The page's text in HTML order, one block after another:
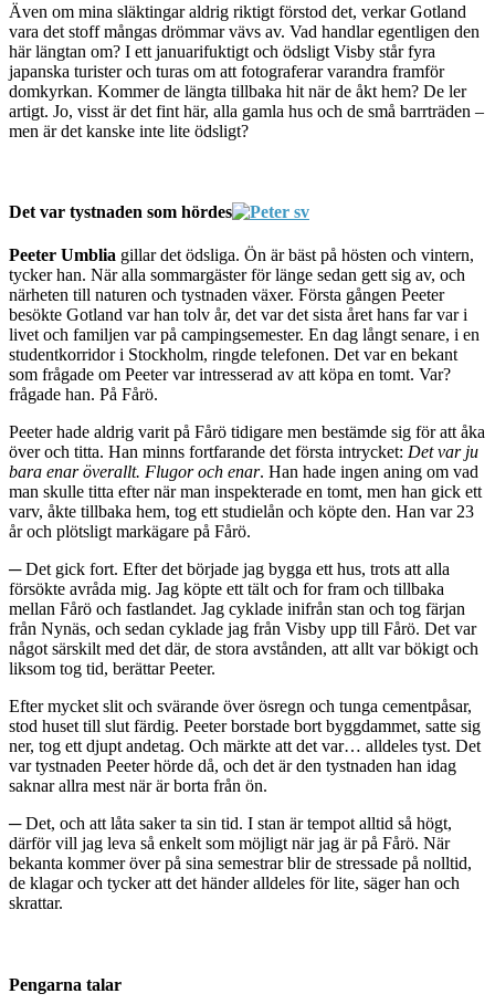
Även om mina släktingar aldrig riktigt förstod det, verkar Gotland
vara det stoff mångas drömmar vävs av. Vad handlar egentligen den
här längtan om? I ett januarifuktigt och ödsligt Visby står fyra
japanska turister och turas om att fotograferar varandra framför
domkyrkan. Kommer de längta tillbaka hit när de åkt hem? De ler
artigt. Jo, visst är det fint här, alla gamla hus och de små barrträden –
men är det kanske inte lite ödsligt?
Det var tystnaden som hördes
Peeter Umblia gillar det ödsliga. Ön är bäst på hösten och vintern,
tycker han. När alla sommargäster för länge sedan gett sig av, och
närheten till naturen och tystnaden växer. Första gången Peeter
besökte Gotland var han tolv år, det var det sista året hans far var i
livet och familjen var på campingsemester. En dag långt senare, i en
studentkorridor i Stockholm, ringde telefonen. Det var en bekant
som frågade om Peeter var intresserad av att köpa en tomt. Var?
frågade han. På Fårö.
Peeter hade aldrig varit på Fårö tidigare men bestämde sig för att åka
över och titta. Han minns fortfarande det första intrycket: Det var ju
bara enar överallt. Flugor och enar. Han hade ingen aning om vad
man skulle titta efter när man inspekterade en tomt, men han gick ett
varv, åkte tillbaka hem, tog ett studielån och köpte den. Han var 23
år och plötsligt markägare på Fårö.
─ Det gick fort. Efter det började jag bygga ett hus, trots att alla
försökte avråda mig. Jag köpte ett tält och for fram och tillbaka
mellan Fårö och fastlandet. Jag cyklade inifrån stan och tog färjan
från Nynäs, och sedan cyklade jag från Visby upp till Fårö. Det var
något särskilt med det där, de stora avstånden, att allt var bökigt och
liksom tog tid, berättar Peeter.
Efter mycket slit och svärande över ösregn och tunga cementpåsar,
stod huset till slut färdig. Peeter borstade bort byggdammet, satte sig
ner, tog ett djupt andetag. Och märkte att det var… alldeles tyst. Det
var tystnaden Peeter hörde då, och det är den tystnaden han idag
saknar allra mest när är borta från ön.
─ Det, och att låta saker ta sin tid. I stan är tempot alltid så högt,
därför vill jag leva så enkelt som möjligt när jag är på Fårö. När
bekanta kommer över på sina semestrar blir de stressade på nolltid,
de klagar och tycker att det händer alldeles för lite, säger han och
skrattar.
Pengarna talar